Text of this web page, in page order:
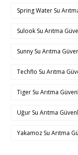
Spring Water Su
Sulook Su Arıtma
Sunny Su Arıtma
Techflo Su Arıtma
Tiger Su Arıtma
Uğur Su Arıtma
Yakamoz Su Arıtma